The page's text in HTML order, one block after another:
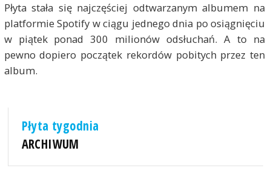
Płyta stała się najczęściej odtwarzanym albumem na
platformie Spotify w ciągu jednego dnia po osiągnięciu
w piątek ponad 300 milionów odsłuchań. A to na
pewno dopiero początek rekordów pobitych przez ten
album.
Płyta tygodnia
ARCHIWUM